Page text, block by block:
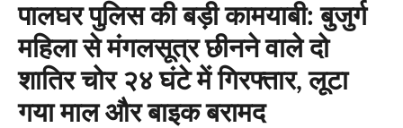
पालघर पुलिस की बड़ी कामयाबी: बुजुर्ग
महिला से मंगलसूत्र छीनने वाले दो
शातिर चोर २४ घंटे में गिरफ्तार, लूटा
गया माल और बाइक बरामद